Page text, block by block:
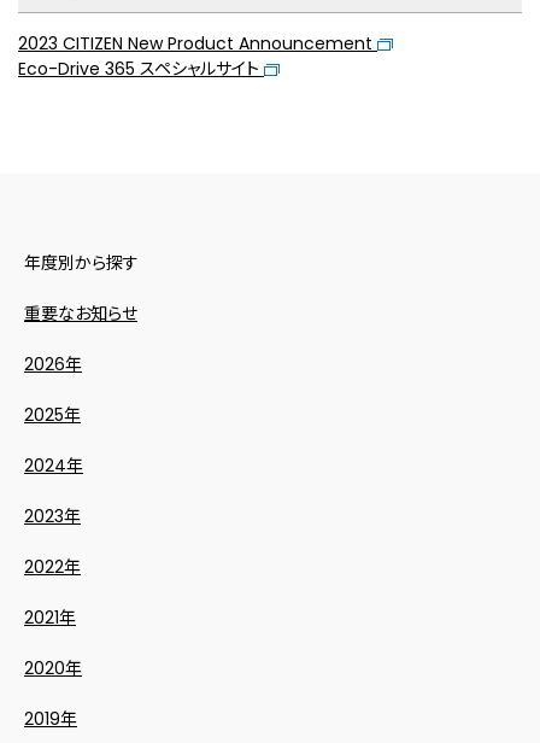
2023 CITIZEN New Product Announcement
Eco-Drive 365 スペシャルサイト
年度別から探す
重要なお知らせ
2026年
2025年
2024年
2023年
2022年
2021年
2020年
2019年